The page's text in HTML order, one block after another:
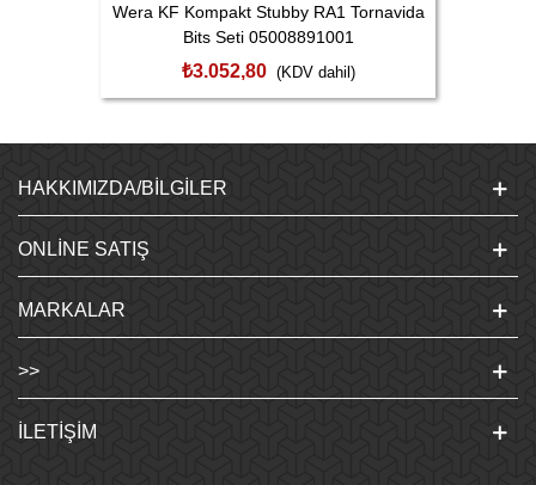
Wera KF Kompakt Stubby RA1 Tornavida
Bits Seti 05008891001
₺3.052,80 (KDV dahil)
HAKKIMIZDA/BILGILER
ONLINE SATIŞ
MARKALAR
>>
İLETIŞIM